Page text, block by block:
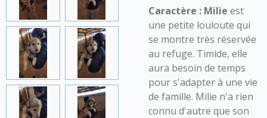
Caractère : Milie est
une petite louloute qui
se montre très réservée
au refuge. Timide, elle
aura besoin de temps
pour s'adapter à une vie
de famille. Milie n'a rien
connu d'autre que son